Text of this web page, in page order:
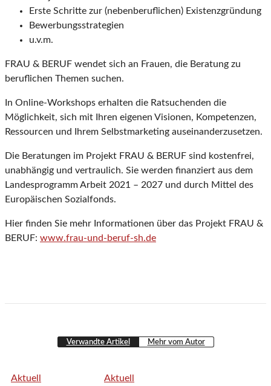
Erste Schritte zur (nebenberuflichen) Existenzgründung
Bewerbungsstrategien
u.v.m.
FRAU & BERUF wendet sich an Frauen, die Beratung zu
beruflichen Themen suchen.
In Online-Workshops erhalten die Ratsuchenden die
Möglichkeit, sich mit Ihren eigenen Visionen, Kompetenzen,
Ressourcen und Ihrem Selbstmarketing auseinanderzusetzen.
Die Beratungen im Projekt FRAU & BERUF sind kostenfrei,
unabhängig und vertraulich. Sie werden finanziert aus dem
Landesprogramm Arbeit 2021 – 2027 und durch Mittel des
Europäischen Sozialfonds.
Hier finden Sie mehr Informationen über das Projekt FRAU &
BERUF: www.frau-und-beruf-sh.de
Verwandte Artikel Mehr vom Autor
Aktuell Aktuell